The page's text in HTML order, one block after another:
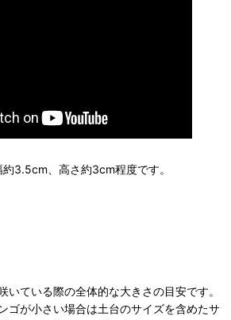
3.5cm、高さ約3cm程度です。
いている際の全体的な大きさの目安です。
ゴが小さい場合は土台のサイズを含めたサ